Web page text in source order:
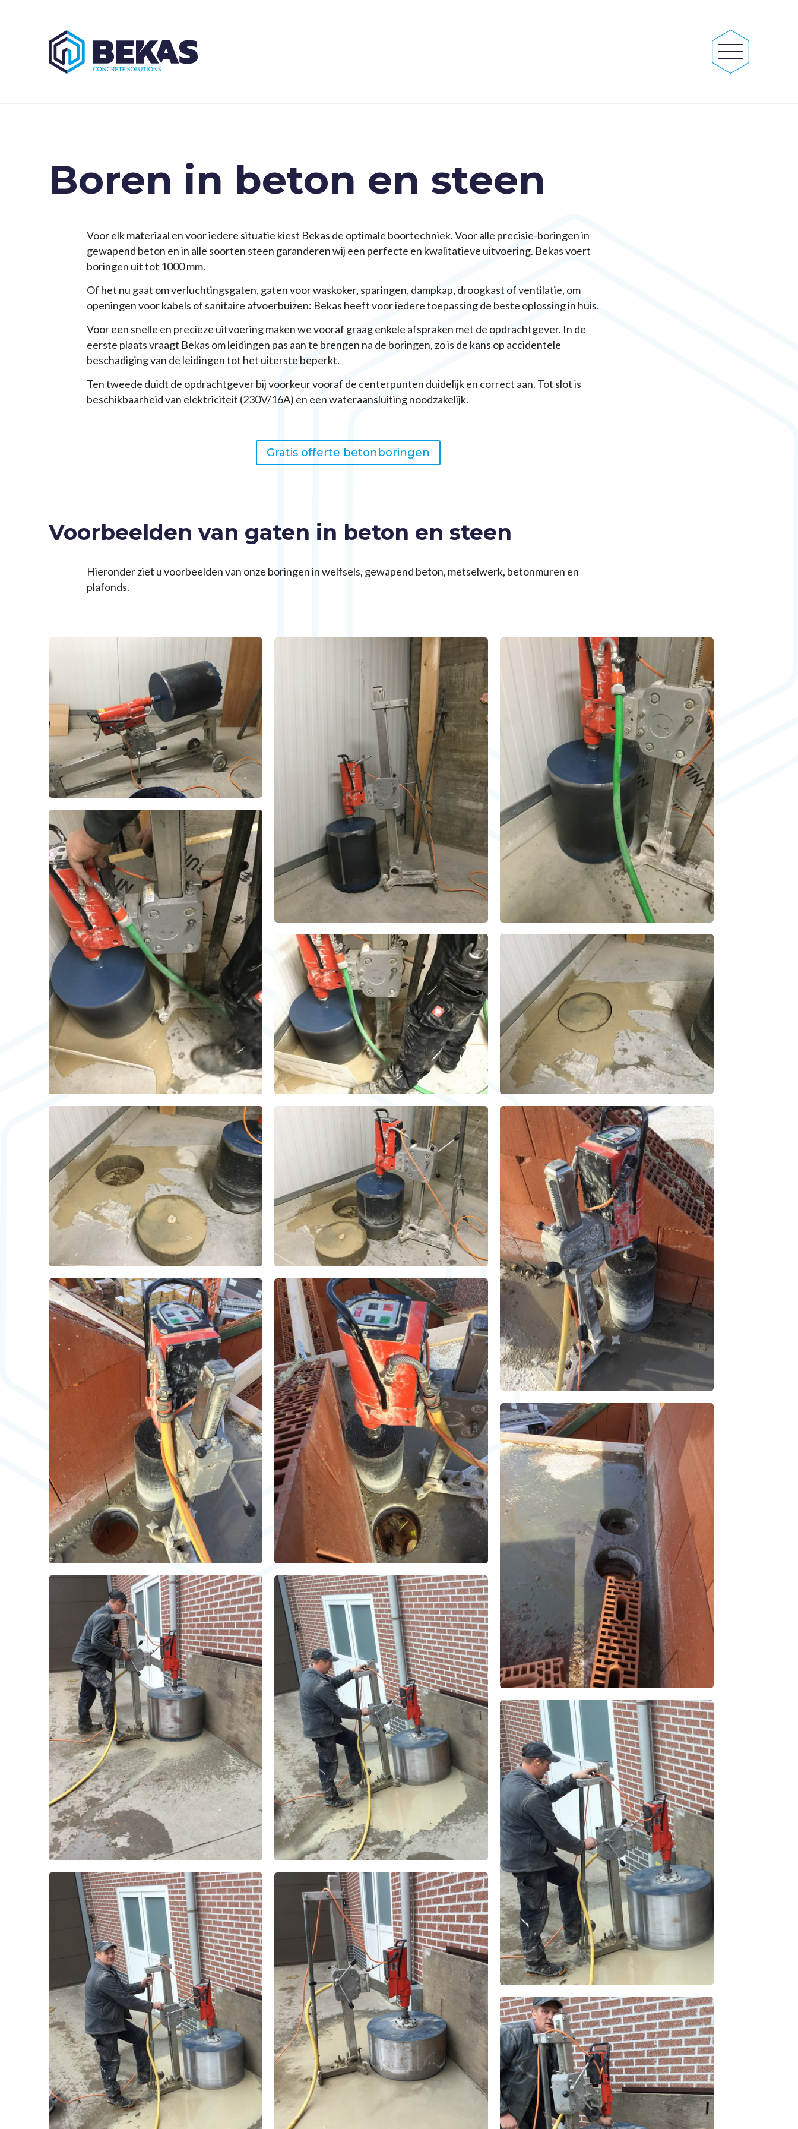
Boren in beton en steen
Voor elk materiaal en voor iedere situatie kiest Bekas de optimale boortechniek. Voor alle precisie-boringen in
gewapend beton en in alle soorten steen garanderen wij een perfecte en kwalitatieve uitvoering. Bekas voert
boringen uit tot 1000 mm.
Of het nu gaat om verluchtingsgaten, gaten voor waskoker, sparingen, dampkap, droogkast of ventilatie, om
openingen voor kabels of sanitaire afvoerbuizen: Bekas heeft voor iedere toepassing de beste oplossing in huis.
Voor een snelle en precieze uitvoering maken we vooraf graag enkele afspraken met de opdrachtgever. In de
eerste plaats vraagt Bekas om leidingen pas aan te brengen na de boringen, zo is de kans op accidentele
beschadiging van de leidingen tot het uiterste beperkt.
Ten tweede duidt de opdrachtgever bij voorkeur vooraf de centerpunten duidelijk en correct aan. Tot slot is
beschikbaarheid van elektriciteit (230V/16A) en een wateraansluiting noodzakelijk.
Gratis offerte betonboringen
Voorbeelden van gaten in beton en steen
Hieronder ziet u voorbeelden van onze boringen in welfsels, gewapend beton, metselwerk, betonmuren en
plafonds.